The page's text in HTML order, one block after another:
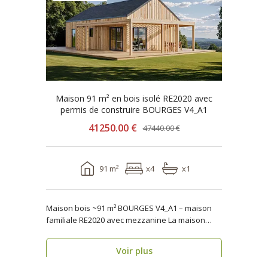
Maison 91 m² en bois isolé RE2020 avec
permis de construire BOURGES V4_A1
41250.00 € 47440.00 €
91 m² x4 x1
Maison bois ~91 m² BOURGES V4_A1 – maison
familiale RE2020 avec mezzanine La maison
Voir plus